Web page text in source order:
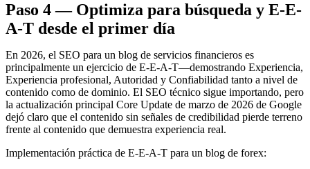
Paso 4 — Optimiza para búsqueda y E-E-
A-T desde el primer día
En 2026, el SEO para un blog de servicios financieros es
principalmente un ejercicio de E-E-A-T—demostrando Experiencia,
Experiencia profesional, Autoridad y Confiabilidad tanto a nivel de
contenido como de dominio. El SEO técnico sigue importando, pero
la actualización principal Core Update de marzo de 2026 de Google
dejó claro que el contenido sin señales de credibilidad pierde terreno
frente al contenido que demuestra experiencia real.
Implementación práctica de E-E-A-T para un blog de forex: